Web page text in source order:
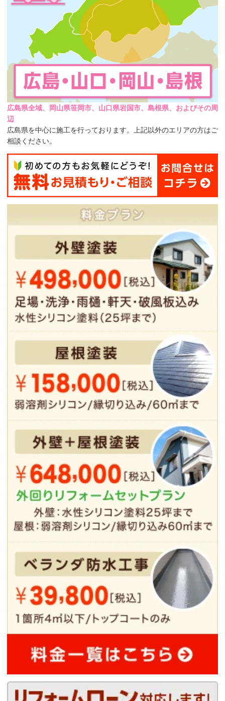
広島県全域、岡山県笹岡市、山口県岩国市、島根県、およびその周
辺
広島県を中心に施工を行っております。上記以外のエリアの方はご
相談ください。